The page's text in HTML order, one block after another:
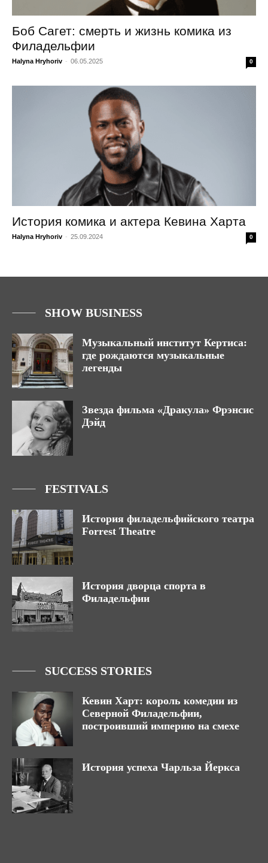
Боб Сагет: смерть и жизнь комика из
Филадельфии
Halyna Hryhoriv - 06.05.2025 0
История комика и актера Кевина Харта
Halyna Hryhoriv - 25.09.2024 0
SHOW BUSINESS
Музыкальный институт Кертиса:
где рождаются музыкальные
легенды
Звезда фильма «Дракула» Фрэнсис
Дэйд
FESTIVALS
История филадельфийского театра
Forrest Theatre
История дворца спорта в
Филадельфии
SUCCESS STORIES
Кевин Харт: король комедии из
Северной Филадельфии,
построивший империю на смехе
История успеха Чарльза Йеркса